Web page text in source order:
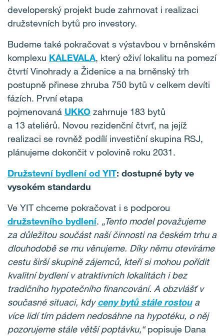
developerský projekt bude zahrnovat i realizaci
družstevních bytů pro investory.
Budeme také pokračovat s výstavbou v brněnském
komplexu KALEVALA, který oživí lokalitu na pomezí
čtvrtí Vinohrady a Židenice a na brněnský trh
postupně přinese zhruba 750 bytů v celkem devíti
fázích. První etapa
pojmenovaná UKKO zahrnuje 183 bytů
a 13 ateliérů. Novou rezidenční čtvrť, na jejíž
realizaci se rovněž podílí investiční skupina RSJ,
plánujeme dokončit v polovině roku 2031.
Družstevní bydlení od YIT: dostupné byty ve
vysokém standardu
Ve YIT chceme pokračovat i s podporou
družstevního bydlení. „Tento model považujeme
za důležitou součást naší činnosti na českém trhu a
dlouhodobě se mu věnujeme. Díky němu otevíráme
cestu širší skupině zájemců, kteří si mohou pořídit
kvalitní bydlení v atraktivních lokalitách i bez
tradičního hypotečního financování. A obzvlášť v
současné situaci, kdyceny bytů stále rostoua
více lidí tím pádem nedosáhne na hypotéku, o něj
pozorujeme stále větší poptávku,“popisuje Dana